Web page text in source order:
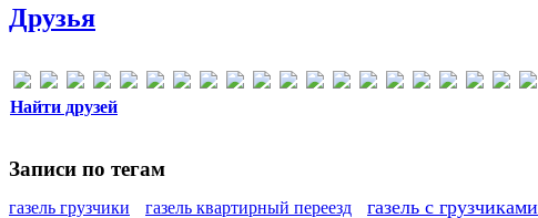
Друзья
Найти друзей
Записи по тегам
газель грузчики газель квартирный переезд газель с грузчиками